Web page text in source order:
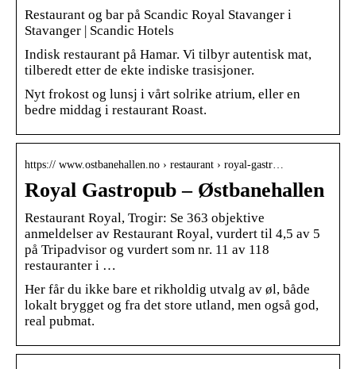
Restaurant og bar på Scandic Royal Stavanger i
Stavanger | Scandic Hotels
Indisk restaurant på Hamar. Vi tilbyr autentisk mat,
tilberedt etter de ekte indiske trasisjoner.
Nyt frokost og lunsj i vårt solrike atrium, eller en
bedre middag i restaurant Roast.
https:// www.ostbanehallen.no › restaurant › royal-gastr…
Royal Gastropub – Østbanehallen
Restaurant Royal, Trogir: Se 363 objektive
anmeldelser av Restaurant Royal, vurdert til 4,5 av 5
på Tripadvisor og vurdert som nr. 11 av 118
restauranter i …
Her får du ikke bare et rikholdig utvalg av øl, både
lokalt brygget og fra det store utland, men også god,
real pubmat.